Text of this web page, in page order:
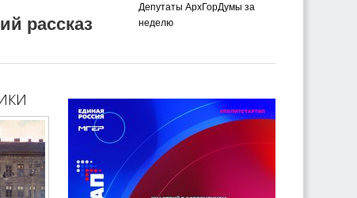
рассказ
Депутаты АрхГорДумы за
неделю